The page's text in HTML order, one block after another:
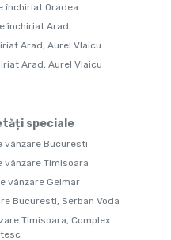
închiriat Oradea
închiriat Arad
Arad, Aurel Vlaicu
Arad, Aurel Vlaicu
speciale
vânzare Bucuresti
vânzare Timisoara
vânzare Gelmar
Bucuresti, Serban Voda
Timisoara, Complex